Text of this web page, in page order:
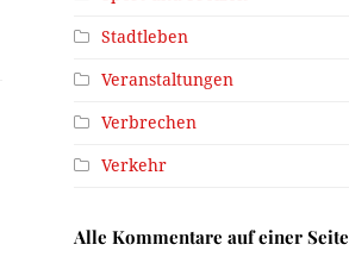
Stadtleben
Veranstaltungen
Verbrechen
Verkehr
Alle Kommentare auf einer Seite